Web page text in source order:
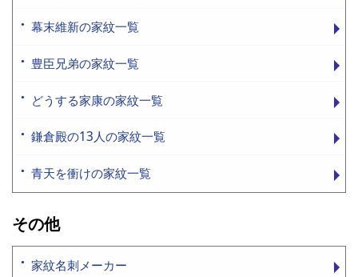
幕末維新の家紋一覧
豊臣兄弟の家紋一覧
どうする家康の家紋一覧
鎌倉殿の13人の家紋一覧
青天を衝けの家紋一覧
その他
家紋名刺メーカー